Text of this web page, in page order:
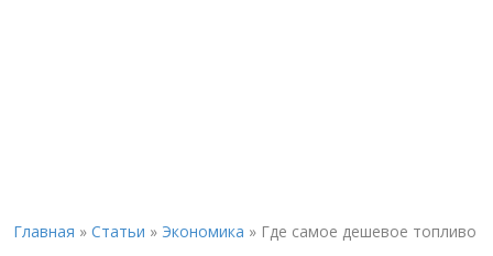
Главная » Статьи » Экономика » Где самое дешевое топливо